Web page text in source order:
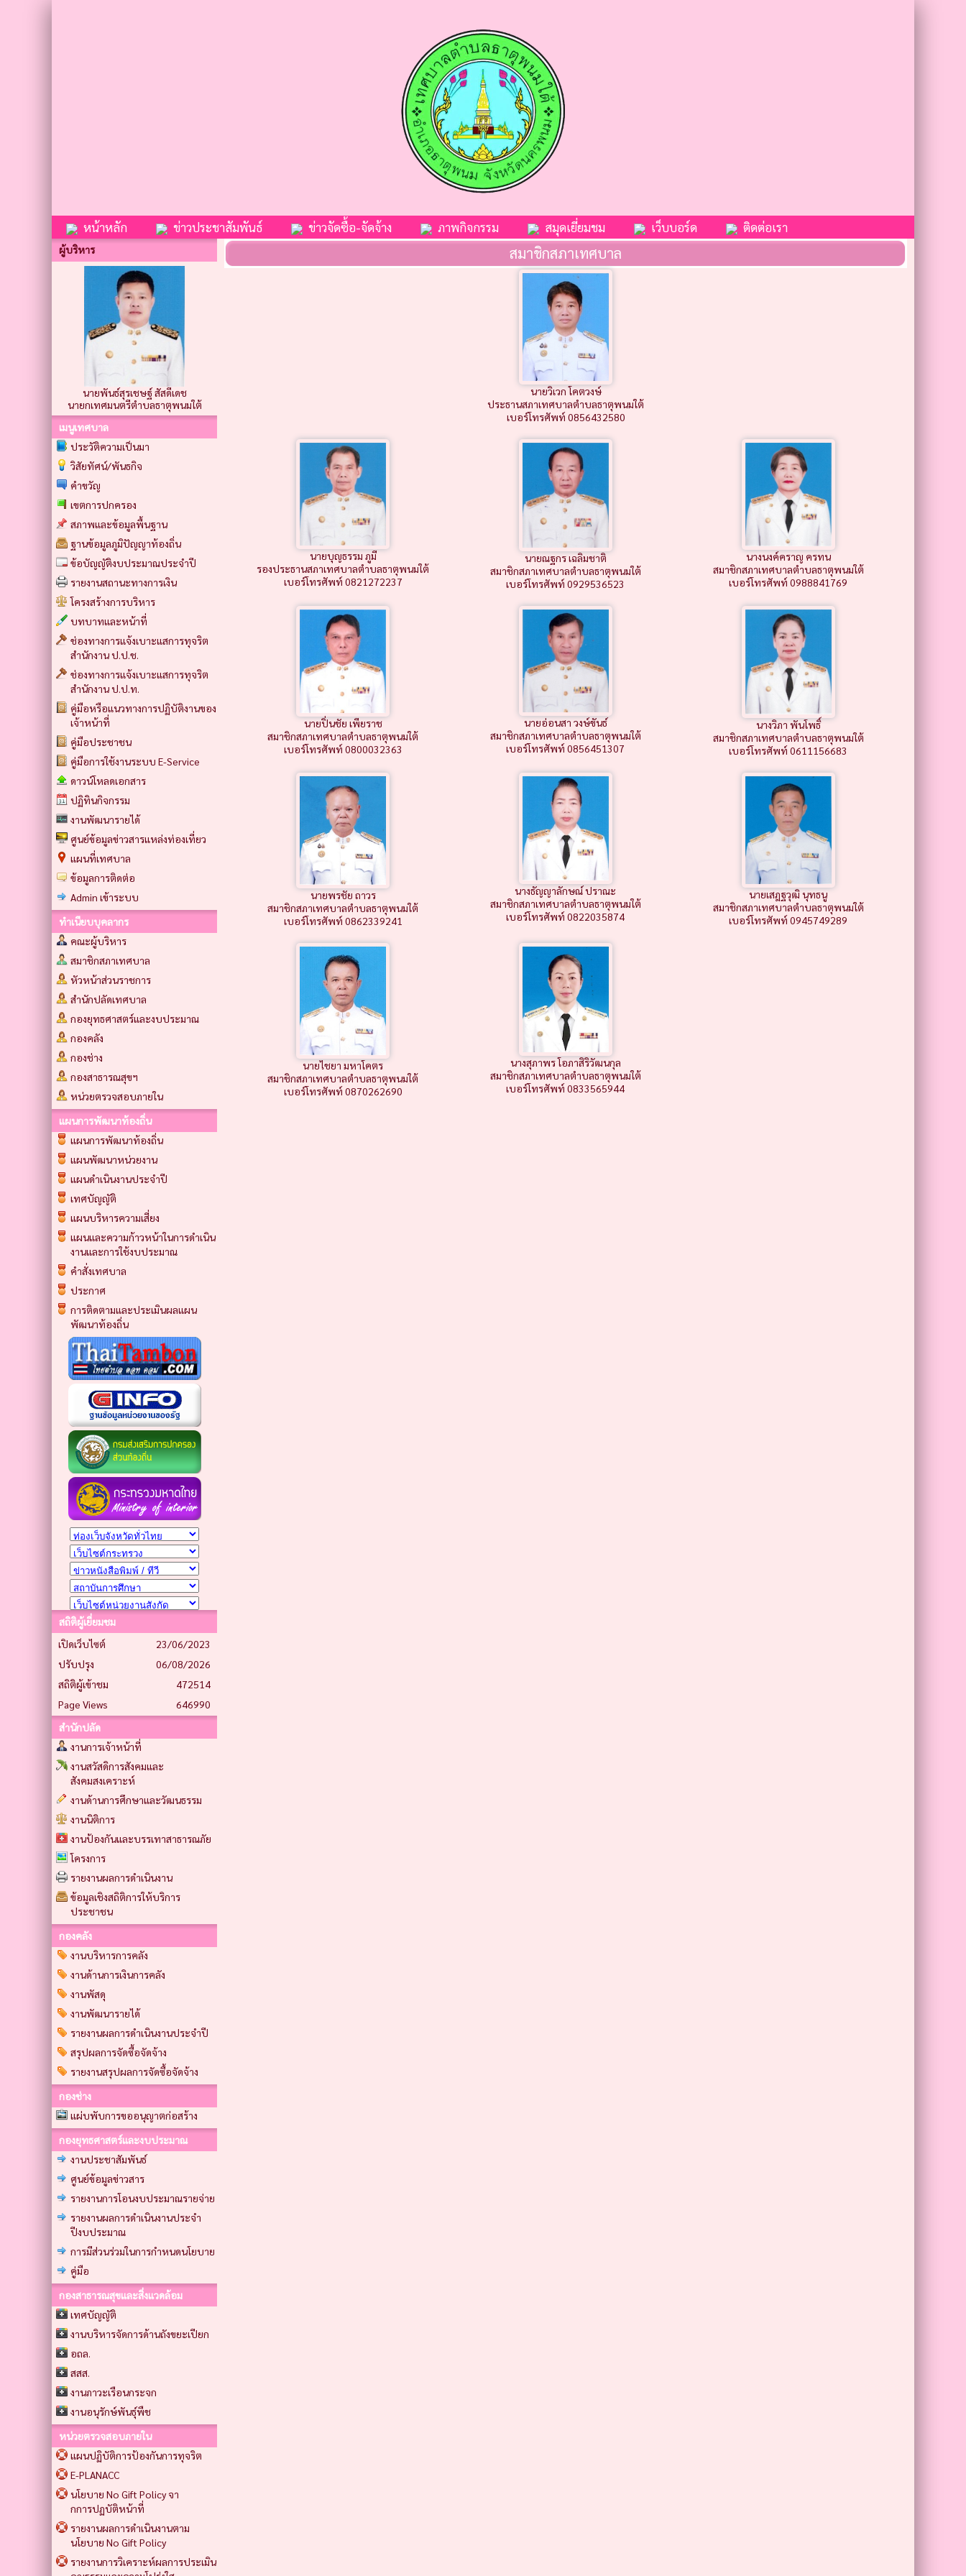
หน้าหลัก ข่าวประชาสัมพันธ์ ข่าวจัดซื้อ-จัดจ้าง ภาพกิจกรรม สมุดเยี่ยมชม เว็บบอร์ด ติดต่อเรา
ผู้บริหาร
นายพันธ์สุรเชษฐ์ สัสดีเดช
นายกเทศมนตรีตำบลธาตุพนมใต้
เมนูเทศบาล
ประวัติความเป็นมา
วิสัยทัศน์/พันธกิจ
คำขวัญ
เขตการปกครอง
สภาพและข้อมูลพื้นฐาน
ฐานข้อมูลภูมิปัญญาท้องถิ่น
ข้อบัญญัติงบประมาณประจำปี
รายงานสถานะทางการเงิน
โครงสร้างการบริหาร
บทบาทและหน้าที่
ช่องทางการแจ้งเบาะแสการทุจริต
สำนักงาน ป.ป.ช.
ช่องทางการแจ้งเบาะแสการทุจริต
สำนักงาน ป.ป.ท.
คู่มือหรือแนวทางการปฏิบัติงานของ
เจ้าหน้าที่
คู่มือประชาชน
คู่มือการใช้งานระบบ E-Service
ดาวน์โหลดเอกสาร
ปฏิทินกิจกรรม
งานพัฒนารายได้
ศูนย์ข้อมูลข่าวสารแหล่งท่องเที่ยว
แผนที่เทศบาล
ข้อมูลการติดต่อ
Admin เข้าระบบ
ทำเนียบบุคลากร
คณะผู้บริหาร
สมาชิกสภาเทศบาล
หัวหน้าส่วนราชการ
สำนักปลัดเทศบาล
กองยุทธศาสตร์และงบประมาณ
กองคลัง
กองช่าง
กองสาธารณสุขฯ
หน่วยตรวจสอบภายใน
แผนการพัฒนาท้องถิ่น
แผนการพัฒนาท้องถิ่น
แผนพัฒนาหน่วยงาน
แผนดำเนินงานประจำปี
เทศบัญญัติ
แผนบริหารความเสี่ยง
แผนและความก้าวหน้าในการดำเนิน
งานและการใช้งบประมาณ
คำสั่งเทศบาล
ประกาศ
การติดตามและประเมินผลแผน
พัฒนาท้องถิ่น
สถิติผู้เยี่ยมชม
เปิดเว็บไซต์
23/06/2023
ปรับปรุง
06/08/2026
สถิติผู้เข้าชม
472514
Page Views
646990
สำนักปลัด
งานการเจ้าหน้าที่
งานสวัสดิการสังคมและ
สังคมสงเคราะห์
งานด้านการศึกษาและวัฒนธรรม
งานนิติการ
งานป้องกันและบรรเทาสาธารณภัย
โครงการ
รายงานผลการดำเนินงาน
ข้อมูลเชิงสถิติการให้บริการ
ประชาชน
กองคลัง
งานบริหารการคลัง
งานด้านการเงินการคลัง
งานพัสดุ
งานพัฒนารายได้
รายงานผลการดำเนินงานประจำปี
สรุปผลการจัดซื้อจัดจ้าง
รายงานสรุปผลการจัดซื้อจัดจ้าง
กองช่าง
แผ่บพับการขออนุญาตก่อสร้าง
กองยุทธศาสตร์และงบประมาณ
งานประชาสัมพันธ์
ศูนย์ข้อมูลข่าวสาร
รายงานการโอนงบประมาณรายจ่าย
รายงานผลการดำเนินงานประจำ
ปีงบประมาณ
การมีส่วนร่วมในการกำหนดนโยบาย
คู่มือ
กองสาธารณสุขและสิ่งแวดล้อม
เทศบัญญัติ
งานบริหารจัดการด้านถังขยะเปียก
อถล.
สสส.
งานภาวะเรือนกระจก
งานอนุรักษ์พันธุ์พืช
หน่วยตรวจสอบภายใน
แผนปฏิบัติการป้องกันการทุจริต
E-PLANACC
นโยบาย No Gift Policy จา
กการปฏบัติหน้าที่
รายงานผลการดำเนินงานตาม
นโยบาย No Gift Policy
รายงานการวิเคราะห์ผลการประเมิน
สมาชิกสภาเทศบาล
นายวิเวก โคตวงษ์
ประธานสภาเทศบาลตำบลธาตุพนมใต้
เบอร์โทรศัพท์ 0856432580
นายบุญธรรม ภูมี
รองประธานสภาเทศบาลตำบลธาตุพนมใต้
เบอร์โทรศัพท์ 0821272237
นายณฐกร เฉลิมชาติ
สมาชิกสภาเทศบาลตำบลธาตุพนมใต้
เบอร์โทรศัพท์ 0929536523
นางนงค์คราญ ครทน
สมาชิกสภาเทศบาลตำบลธาตุพนมใต้
เบอร์โทรศัพท์ 0988841769
นายปิ่นชัย เพียราช
สมาชิกสภาเทศบาลตำบลธาตุพนมใต้
เบอร์โทรศัพท์ 0800032363
นายอ่อนสา วงษ์ขันธ์
สมาชิกสภาเทศบาลตำบลธาตุพนมใต้
เบอร์โทรศัพท์ 0856451307
นางวิภา พันโพธิ์
สมาชิกสภาเทศบาลตำบลธาตุพนมใต้
เบอร์โทรศัพท์ 0611156683
นายพรชัย ถาวร
สมาชิกสภาเทศบาลตำบลธาตุพนมใต้
เบอร์โทรศัพท์ 0862339241
นางธัญญาลักษณ์ ปราณะ
สมาชิกสภาเทศบาลตำบลธาตุพนมใต้
เบอร์โทรศัพท์ 0822035874
นายเสฎฐวุฒิ นุทธนู
สมาชิกสภาเทศบาลตำบลธาตุพนมใต้
เบอร์โทรศัพท์ 0945749289
นายไชยา มหาโคตร
สมาชิกสภาเทศบาลตำบลธาตุพนมใต้
เบอร์โทรศัพท์ 0870262690
นางสุภาพร โอภาสิริวัฒนกุล
สมาชิกสภาเทศบาลตำบลธาตุพนมใต้
เบอร์โทรศัพท์ 0833565944